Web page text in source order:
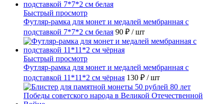
Быстрый просмотр
Футляр-рамка для монет и медалей мембранная с
подставкой 7*7*2 см белая 90 ₽ / шт
Быстрый просмотр
Футляр-рамка для монет и медалей мембранная с
подставкой 11*11*2 см чёрная 130 ₽ / шт